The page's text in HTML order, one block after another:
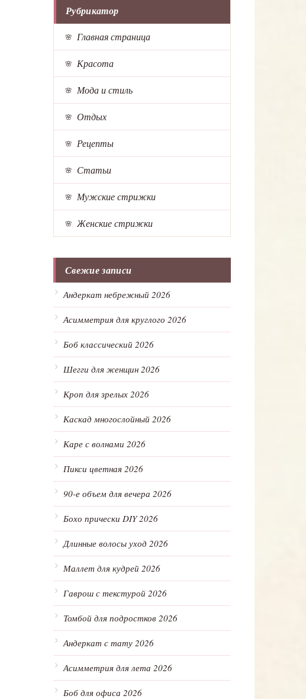
Рубрикатор
Главная страница
Красота
Мода и стиль
Отдых
Рецепты
Статьи
Мужские стрижки
Женские стрижки
Свежие записи
Андеркат небрежный 2026
Асимметрия для круглого 2026
Боб классический 2026
Шегги для женщин 2026
Кроп для зрелых 2026
Каскад многослойный 2026
Каре с волнами 2026
Пикси цветная 2026
90-е объем для вечера 2026
Бохо прически DIY 2026
Длинные волосы уход 2026
Маллет для кудрей 2026
Гаврош с текстурой 2026
Томбой для подростков 2026
Андеркат с тату 2026
Асимметрия для лета 2026
Боб для офиса 2026